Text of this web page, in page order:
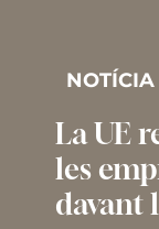
NOTÍCIA
La UE
les
davant